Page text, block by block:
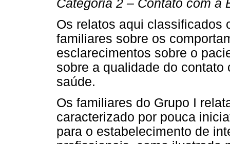
Categoria 2 – Contato com a
Os relatos aqui classificados
familiares sobre os
esclarecimentos sobre o
sobre a qualidade do
saúde.
Os familiares do Grupo I
caracterizado por pouca
para o estabelecimento de